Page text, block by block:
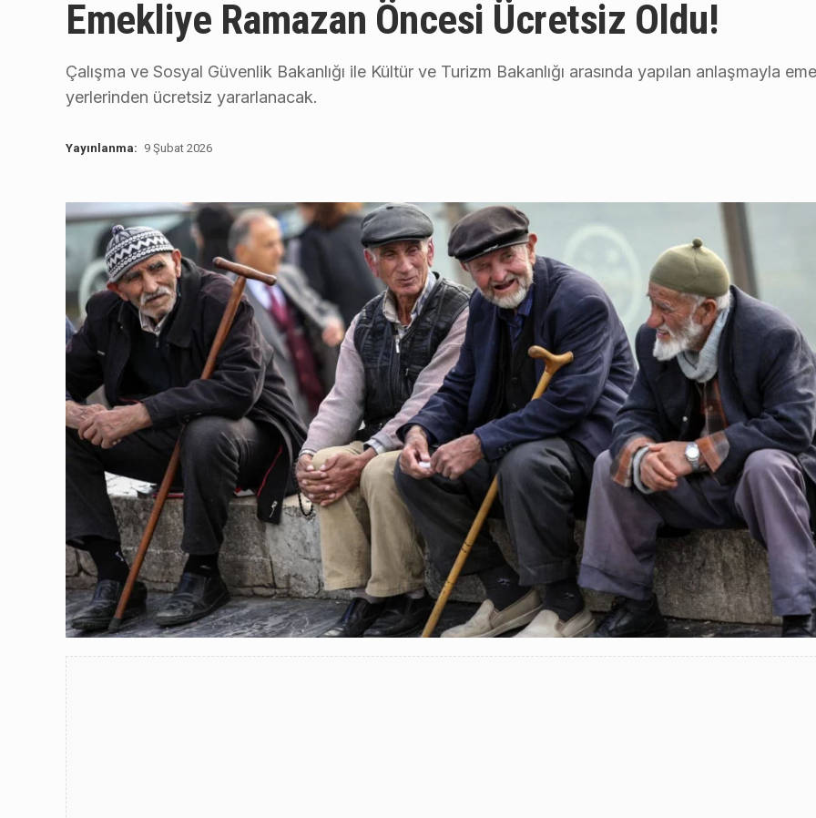
Emekliye Ramazan Öncesi Ücretsiz Oldu!
Çalışma ve Sosyal Güvenlik Bakanlığı ile Kültür ve Turizm Bakanlığı arasında yapılan anlaşmayla
yerlerinden ücretsiz yararlanacak.
Yayınlanma: 9 Şubat 2026